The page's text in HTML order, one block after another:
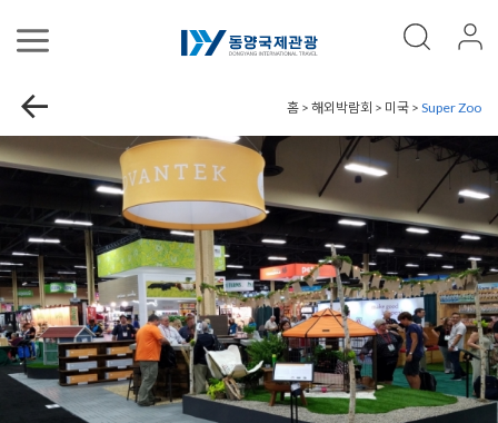
홈 > 해외박람회 > 미국 > Super Zoo